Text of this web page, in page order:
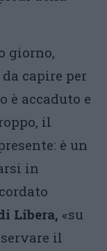
giorno,
capire per
è accaduto e
il
è un
in
Libera, «su
il